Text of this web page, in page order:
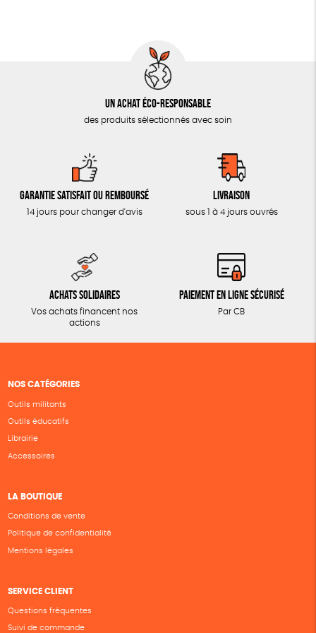
CUISINE / NUTRITION
ACCESSOIRES
Un achat éco-responsable
des produits sélectionnés avec soin
Garantie satisfait ou remboursé
14 jours pour changer d'avis
Livraison
sous 1 à 4 jours ouvrés
Achats solidaires
Vos achats financent nos
actions
Paiement en ligne sécurisé
Par CB
NOS CATÉGORIES
Outils militants
Outils éducatifs
Librairie
Accessoires
LA BOUTIQUE
Conditions de vente
Politique de confidentialité
Mentions légales
SERVICE CLIENT
Questions fréquentes
Suivi de commande